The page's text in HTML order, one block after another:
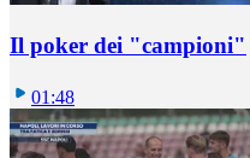
Il poker dei "campioni"
01:48